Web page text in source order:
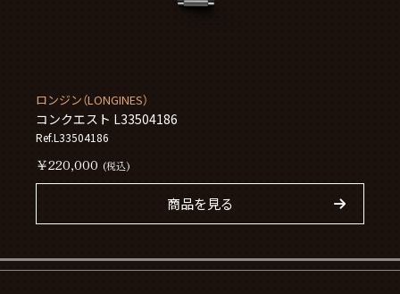
ロンジン（LONGINES）
コンクエスト L33504186
Ref.L33504186
￥220,000 (税込)
商品を見る